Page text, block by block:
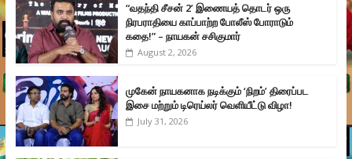
“வதந்தி சீசன் 2’ இணையத் தொடர் ஒரு
நிரபராதியை காப்பாற்ற போலீஸ் போராடும்
கதை!” – நாயகன் சசிகுமார்
August 2, 2026
முகேன் நாயகனாக நடிக்கும் ‘நிறம்’ திரைப்பட
இசை மற்றும் டிரெய்லர் வெளியீட்டு விழா!
July 31, 2026